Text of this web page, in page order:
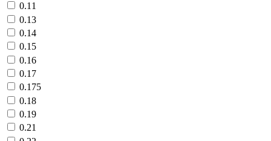
0.11
0.13
0.14
0.15
0.16
0.17
0.175
0.18
0.19
0.21